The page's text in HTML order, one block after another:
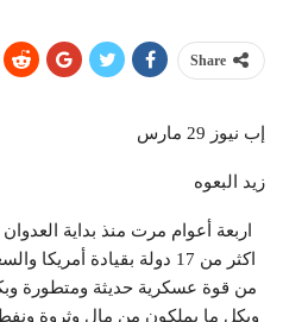
Share
إب نيوز 29 مارس
زيد البعوه
اربعة أعوام مرت منذ بداية
اكثر من 17 دولة بقيادة
من قوة عسكرية حديثة ومتطورة
وبكل ما يملكون من مال وثروة